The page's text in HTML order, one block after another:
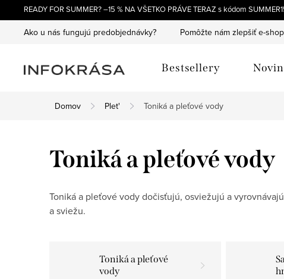
na
obsah
READY FOR SUMMER? –15 % NA VŠETKO PRÁVE TERAZ s kódom
Ako u nás fungujú predobjednávky? Pomôžte nám zlepšiť e-shop
Bestsellery
Domov Plet' Toniká a pleťové vody
Toniká a pleťové vody
Toniká a pleťové vody dočisťujú, osviežujú a
a sviežu.
Toniká a pleťové
vody